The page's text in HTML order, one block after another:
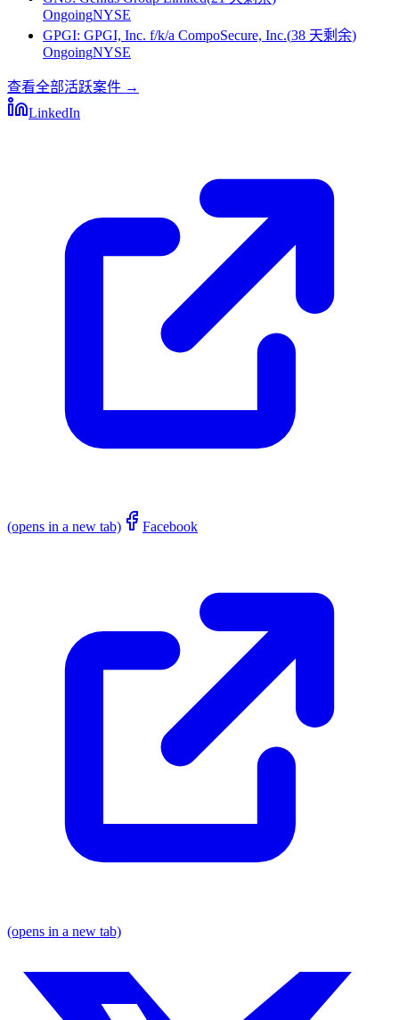
OngoingNYSE
GPGI: GPGI, Inc. f/k/a CompoSecure, Inc.(38 天剩余)
OngoingNYSE
查看全部活跃案件 →
LinkedIn
(opens in a new tab) Facebook
(opens in a new tab)